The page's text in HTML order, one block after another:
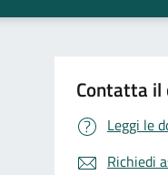
Contatta il
Leggi le
Richiedi